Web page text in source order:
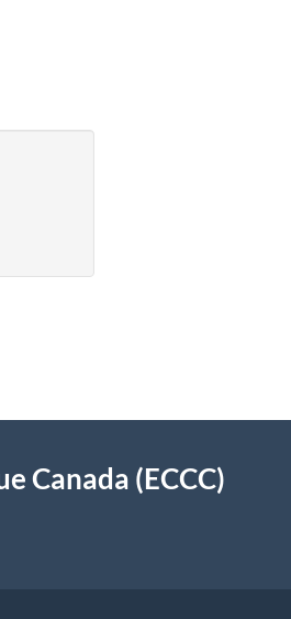
Canada (ECCC)